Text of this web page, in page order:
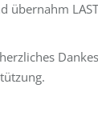
übernahm